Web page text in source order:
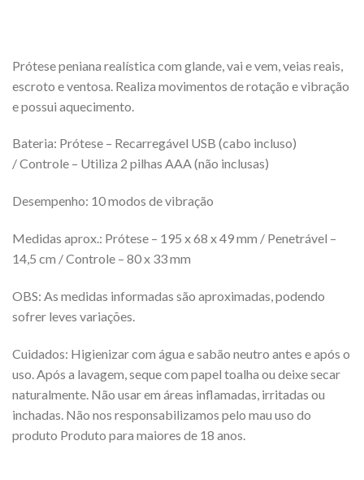
Prótese peniana realística com glande, vai e vem, veias reais,
escroto e ventosa. Realiza movimentos de rotação e vibração
e possui aquecimento.
Bateria: Prótese – Recarregável USB (cabo incluso)
/ Controle – Utiliza 2 pilhas AAA (não inclusas)
Desempenho: 10 modos de vibração
Medidas aprox.: Prótese – 195 x 68 x 49 mm / Penetrável –
14,5 cm / Controle – 80 x 33 mm
OBS: As medidas informadas são aproximadas, podendo
sofrer leves variações.
Cuidados: Higienizar com água e sabão neutro antes e após o
uso. Após a lavagem, seque com papel toalha ou deixe secar
naturalmente. Não usar em áreas inflamadas, irritadas ou
inchadas. Não nos responsabilizamos pelo mau uso do
produto Produto para maiores de 18 anos.